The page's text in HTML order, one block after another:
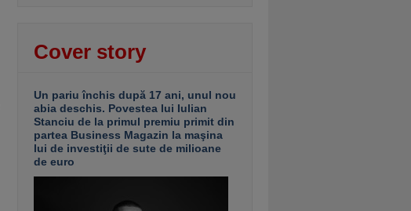
Cover story
Un pariu închis după 17 ani, unul nou
abia deschis. Povestea lui Iulian
Stanciu de la primul premiu primit din
partea Business Magazin la maşina
lui de investiţii de sute de milioane
de euro